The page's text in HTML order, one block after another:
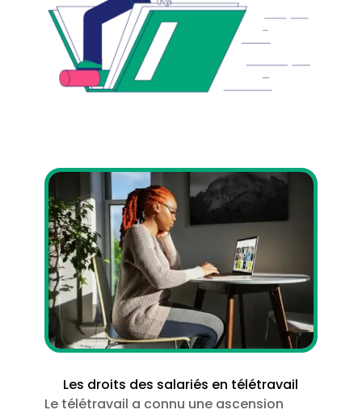
Les droits des salariés en télétravail
Le télétravail a connu une ascension